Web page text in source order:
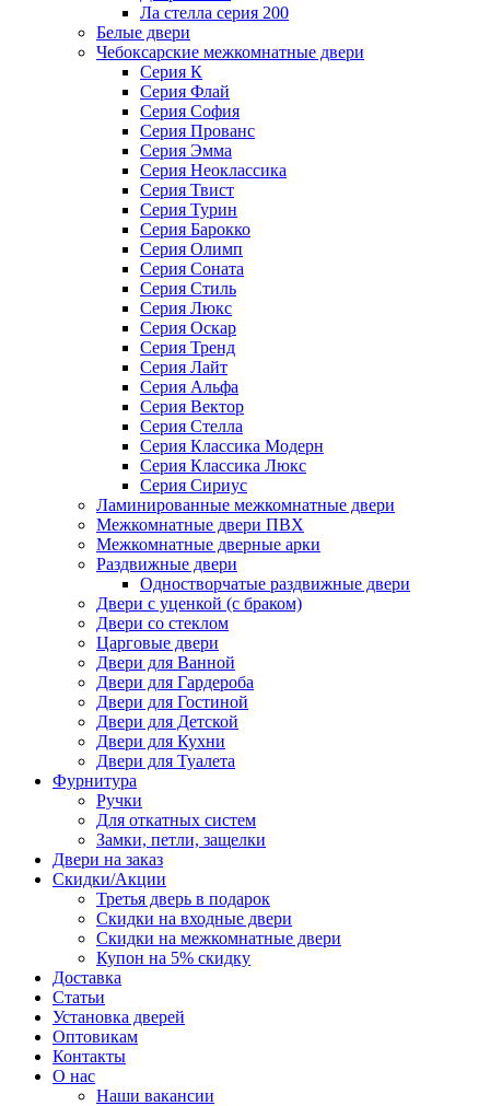
Ла стелла серия 200
Белые двери
Чебоксарские межкомнатные двери
Серия К
Серия Флай
Серия София
Серия Прованс
Серия Эмма
Серия Неоклассика
Серия Твист
Серия Турин
Серия Барокко
Серия Олимп
Серия Соната
Серия Стиль
Серия Люкс
Серия Оскар
Серия Тренд
Серия Лайт
Серия Альфа
Серия Вектор
Серия Стелла
Серия Классика Модерн
Серия Классика Люкс
Серия Сириус
Ламинированные межкомнатные двери
Межкомнатные двери ПВХ
Межкомнатные дверные арки
Раздвижные двери
Одностворчатые раздвижные двери
Двери с уценкой (с браком)
Двери со стеклом
Царговые двери
Двери для Ванной
Двери для Гардероба
Двери для Гостиной
Двери для Детской
Двери для Кухни
Двери для Туалета
Фурнитура
Ручки
Для откатных систем
Замки, петли, защелки
Двери на заказ
Скидки/Акции
Третья дверь в подарок
Скидки на входные двери
Скидки на межкомнатные двери
Купон на 5% скидку
Доставка
Статьи
Установка дверей
Оптовикам
Контакты
О нас
Наши вакансии